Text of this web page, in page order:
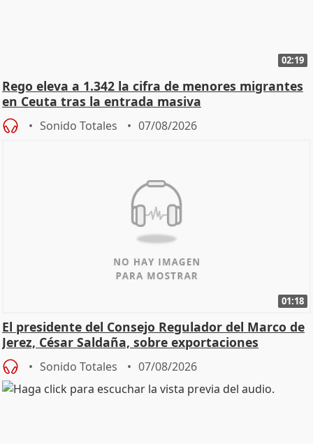
02:19
Rego eleva a 1.342 la cifra de menores migrantes
en Ceuta tras la entrada masiva
Sonido Totales 07/08/2026
01:18
El presidente del Consejo Regulador del Marco de
Jerez, César Saldaña, sobre exportaciones
Sonido Totales 07/08/2026